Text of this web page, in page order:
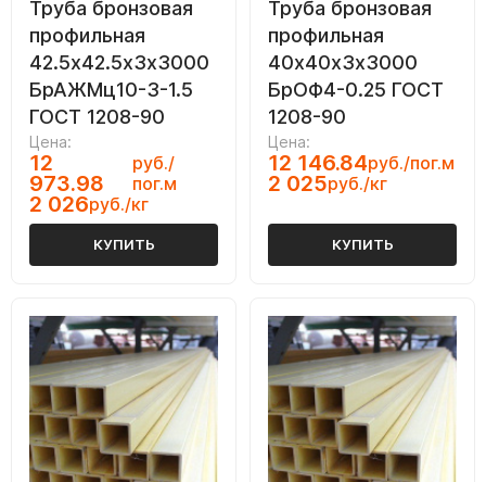
Труба бронзовая
профильная
42.5х42.5х3х3000
БрАЖМц10-3-1.5
ГОСТ 1208-90
Цена:
12
973.98
руб./
пог.м
2 026руб./кг
КУПИТЬ
Труба бронзовая
профильная
40х40х3х3000
БрОФ4-0.25 ГОСТ
1208-90
Цена:
12 146.84руб./пог.м
2 025руб./кг
КУПИТЬ